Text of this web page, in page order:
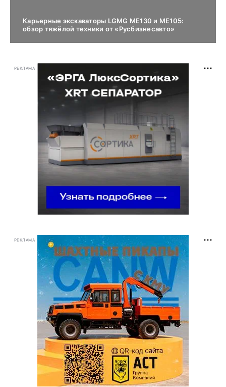
Карьерные экскаваторы LGMG ME130 и ME105:
обзор тяжёлой техники от «Русбизнесавто»
РЕКЛАМА
РЕКЛАМА